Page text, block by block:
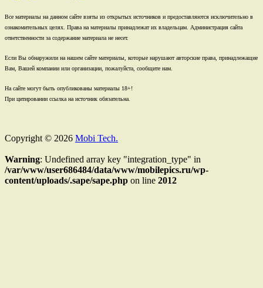
Все материалы на данном сайте взяты из открытых источников и предоставляются исключительно в
ознакомительных целях. Права на материалы принадлежат их владельцам. Администрация сайта
ответственности за содержание материала не несет.
Если Вы обнаружили на нашем сайте материалы, которые нарушают авторские права, принадлежащие
Вам, Вашей компании или организации, пожалуйста, сообщите нам.
На сайте могут быть опубликованы материалы 18+!
При цитировании ссылка на источник обязательна.
Copyright © 2026 Mobi Tech.
Warning: Undefined array key "integration_type" in
/var/www/user686484/data/www/mobilepics.ru/wp-
content/uploads/.sape/sape.php on line 2012